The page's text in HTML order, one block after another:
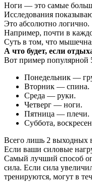
Ноги — это самые
Исследования
Это абсолютно логично.
Например, почти в
Суть в том, что
А что будет, если
Вот пример популярной
Понедельник —
Вторник — спина.
Среда — руки.
Четверг — ноги.
Пятница — плечи.
Суббота,
Всего лишь 2 выходных
Если ваши силовые
Самый лучший способ
сила. Если сила
тренируются, могут в